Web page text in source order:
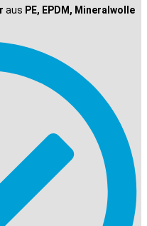
aus PE, EPDM, Mineralwolle